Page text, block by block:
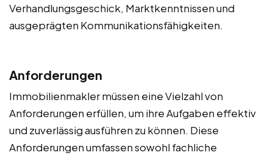
Verhandlungsgeschick, Marktkenntnissen und
ausgeprägten Kommunikationsfähigkeiten.
Anforderungen
Immobilienmakler müssen eine Vielzahl von
Anforderungen erfüllen, um ihre Aufgaben effektiv
und zuverlässig ausführen zu können. Diese
Anforderungen umfassen sowohl fachliche